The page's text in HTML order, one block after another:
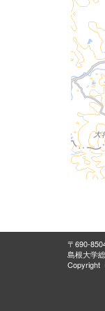
〒690-
島根大学
Copyright